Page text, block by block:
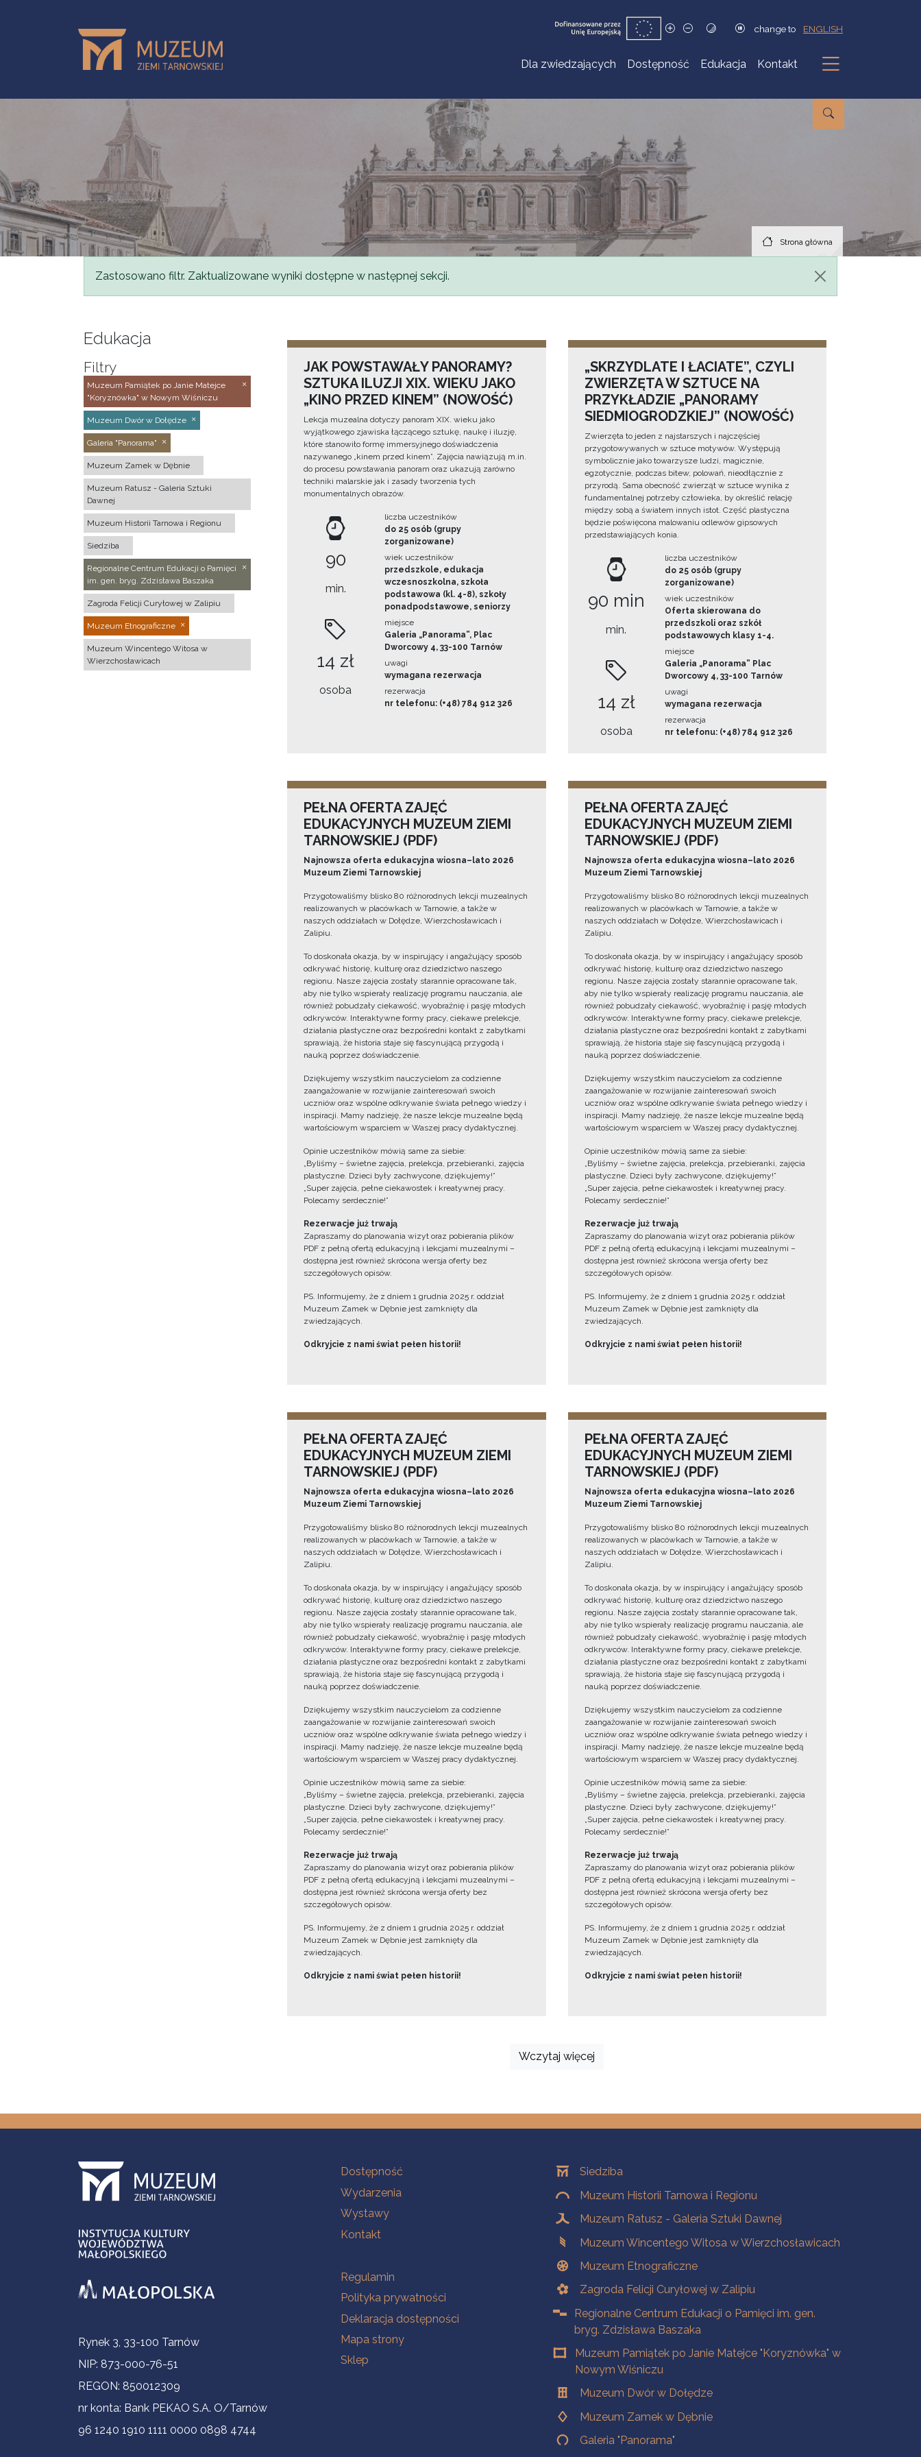
change to ENGLISH
Dla zwiedzających Dostępność Edukacja Kontakt
Podmenu
Strona główna
Komunikat
Zastosowano filtr. Zaktualizowane wyniki dostępne w następnej sekcji.
Edukacja
Filtry
Muzeum Pamiątek po Janie Matejce
"Koryznówka" w Nowym Wiśniczu
Muzeum Dwór w Dołędze
Galeria "Panorama"
Muzeum Zamek w Dębnie
Muzeum Ratusz - Galeria Sztuki
Dawnej
Muzeum Historii Tarnowa i Regionu
Siedziba
Regionalne Centrum Edukacji o Pamięci
im. gen. bryg. Zdzisława Baszaka
Zagroda Felicji Curyłowej w Zalipiu
Muzeum Etnograficzne
Muzeum Wincentego Witosa w
Wierzchosławicach
JAK POWSTAWAŁY PANORAMY?
SZTUKA ILUZJI XIX. WIEKU JAKO
„KINO PRZED KINEM” (NOWOŚĆ)
Lekcja muzealna dotyczy panoram XIX. wieku jako
wyjątkowego zjawiska łączącego sztukę, naukę i iluzję,
które stanowiło formę immersyjnego doświadczenia
nazywanego „kinem przed kinem”. Zajęcia nawiązują m.in.
do procesu powstawania panoram oraz ukazują zarówno
techniki malarskie jak i zasady tworzenia tych
monumentalnych obrazów.
90
min.
14 zł
osoba
liczba uczestników
do 25 osób (grupy
zorganizowane)
wiek uczestników
przedszkole, edukacja
wczesnoszkolna, szkoła
podstawowa (kl. 4-8), szkoły
ponadpodstawowe, seniorzy
miejsce
Galeria „Panorama”, Plac
Dworcowy 4, 33-100 Tarnów
uwagi
wymagana rezerwacja
rezerwacja
nr telefonu: (+48) 784 912 326
„SKRZYDLATE I ŁACIATE”, CZYLI
ZWIERZĘTA W SZTUCE NA
PRZYKŁADZIE „PANORAMY
SIEDMIOGRODZKIEJ” (NOWOŚĆ)
Zwierzęta to jeden z najstarszych i najczęściej
przygotowywanych w sztuce motywów. Występują
symbolicznie jako towarzysze ludzi, magicznie,
egzotycznie, podczas bitew, polowań, nieodłącznie z
przyrodą. Sama obecność zwierząt w sztuce wynika z
fundamentalnej potrzeby człowieka, by określić relację
między sobą a światem innych istot. Część plastyczna
będzie poświęcona malowaniu odlewów gipsowych
przedstawiających konia.
90 min
min.
14 zł
osoba
liczba uczestników
do 25 osób (grupy
zorganizowane)
wiek uczestników
Oferta skierowana do
przedszkoli oraz szkół
podstawowych klasy 1-4.
miejsce
Galeria „Panorama” Plac
Dworcowy 4, 33-100 Tarnów
uwagi
wymagana rezerwacja
rezerwacja
nr telefonu: (+48) 784 912 326
PEŁNA OFERTA ZAJĘĆ
EDUKACYJNYCH MUZEUM ZIEMI
TARNOWSKIEJ (PDF)
Najnowsza oferta edukacyjna wiosna–lato 2026
Muzeum Ziemi Tarnowskiej
Przygotowaliśmy blisko 80 różnorodnych lekcji muzealnych
realizowanych w placówkach w Tarnowie, a także w
naszych oddziałach w Dołędze, Wierzchosławicach i
Zalipiu.
To doskonała okazja, by w inspirujący i angażujący sposób
odkrywać historię, kulturę oraz dziedzictwo naszego
regionu. Nasze zajęcia zostały starannie opracowane tak,
aby nie tylko wspierały realizację programu nauczania, ale
również pobudzały ciekawość, wyobraźnię i pasję młodych
odkrywców. Interaktywne formy pracy, ciekawe prelekcje,
działania plastyczne oraz bezpośredni kontakt z zabytkami
sprawiają, że historia staje się fascynującą przygodą i
nauką poprzez doświadczenie.
Dziękujemy wszystkim nauczycielom za codzienne
zaangażowanie w rozwijanie zainteresowań swoich
uczniów oraz wspólne odkrywanie świata pełnego wiedzy i
inspiracji. Mamy nadzieję, że nasze lekcje muzealne będą
wartościowym wsparciem w Waszej pracy dydaktycznej.
Opinie uczestników mówią same za siebie:
„Byliśmy – świetne zajęcia, prelekcja, przebieranki, zajęcia
plastyczne. Dzieci były zachwycone, dziękujemy!”
„Super zajęcia, pełne ciekawostek i kreatywnej pracy.
Polecamy serdecznie!”
Rezerwacje już trwają
Zapraszamy do planowania wizyt oraz pobierania plików
PDF z pełną ofertą edukacyjną i lekcjami muzealnymi –
dostępna jest również skrócona wersja oferty bez
szczegółowych opisów.
PS. Informujemy, że z dniem 1 grudnia 2025 r. oddział
Muzeum Zamek w Dębnie jest zamknięty dla
zwiedzających.
Odkryjcie z nami świat pełen historii!
PEŁNA OFERTA ZAJĘĆ
EDUKACYJNYCH MUZEUM ZIEMI
TARNOWSKIEJ (PDF)
Najnowsza oferta edukacyjna wiosna–lato 2026
Muzeum Ziemi Tarnowskiej
Przygotowaliśmy blisko 80 różnorodnych lekcji muzealnych
realizowanych w placówkach w Tarnowie, a także w
naszych oddziałach w Dołędze, Wierzchosławicach i
Zalipiu.
To doskonała okazja, by w inspirujący i angażujący sposób
odkrywać historię, kulturę oraz dziedzictwo naszego
regionu. Nasze zajęcia zostały starannie opracowane tak,
aby nie tylko wspierały realizację programu nauczania, ale
również pobudzały ciekawość, wyobraźnię i pasję młodych
odkrywców. Interaktywne formy pracy, ciekawe prelekcje,
działania plastyczne oraz bezpośredni kontakt z zabytkami
sprawiają, że historia staje się fascynującą przygodą i
nauką poprzez doświadczenie.
Dziękujemy wszystkim nauczycielom za codzienne
zaangażowanie w rozwijanie zainteresowań swoich
uczniów oraz wspólne odkrywanie świata pełnego wiedzy i
inspiracji. Mamy nadzieję, że nasze lekcje muzealne będą
wartościowym wsparciem w Waszej pracy dydaktycznej.
Opinie uczestników mówią same za siebie:
„Byliśmy – świetne zajęcia, prelekcja, przebieranki, zajęcia
plastyczne. Dzieci były zachwycone, dziękujemy!”
„Super zajęcia, pełne ciekawostek i kreatywnej pracy.
Polecamy serdecznie!”
Rezerwacje już trwają
Zapraszamy do planowania wizyt oraz pobierania plików
PDF z pełną ofertą edukacyjną i lekcjami muzealnymi –
dostępna jest również skrócona wersja oferty bez
szczegółowych opisów.
PS. Informujemy, że z dniem 1 grudnia 2025 r. oddział
Muzeum Zamek w Dębnie jest zamknięty dla
zwiedzających.
Odkryjcie z nami świat pełen historii!
PEŁNA OFERTA ZAJĘĆ
EDUKACYJNYCH MUZEUM ZIEMI
TARNOWSKIEJ (PDF)
Najnowsza oferta edukacyjna wiosna–lato 2026
Muzeum Ziemi Tarnowskiej
Przygotowaliśmy blisko 80 różnorodnych lekcji muzealnych
realizowanych w placówkach w Tarnowie, a także w
naszych oddziałach w Dołędze, Wierzchosławicach i
Zalipiu.
To doskonała okazja, by w inspirujący i angażujący sposób
odkrywać historię, kulturę oraz dziedzictwo naszego
regionu. Nasze zajęcia zostały starannie opracowane tak,
aby nie tylko wspierały realizację programu nauczania, ale
również pobudzały ciekawość, wyobraźnię i pasję młodych
odkrywców. Interaktywne formy pracy, ciekawe prelekcje,
działania plastyczne oraz bezpośredni kontakt z zabytkami
sprawiają, że historia staje się fascynującą przygodą i
nauką poprzez doświadczenie.
Dziękujemy wszystkim nauczycielom za codzienne
zaangażowanie w rozwijanie zainteresowań swoich
uczniów oraz wspólne odkrywanie świata pełnego wiedzy i
inspiracji. Mamy nadzieję, że nasze lekcje muzealne będą
wartościowym wsparciem w Waszej pracy dydaktycznej.
Opinie uczestników mówią same za siebie:
„Byliśmy – świetne zajęcia, prelekcja, przebieranki, zajęcia
plastyczne. Dzieci były zachwycone, dziękujemy!”
„Super zajęcia, pełne ciekawostek i kreatywnej pracy.
Polecamy serdecznie!”
Rezerwacje już trwają
Zapraszamy do planowania wizyt oraz pobierania plików
PDF z pełną ofertą edukacyjną i lekcjami muzealnymi –
dostępna jest również skrócona wersja oferty bez
szczegółowych opisów.
PS. Informujemy, że z dniem 1 grudnia 2025 r. oddział
Muzeum Zamek w Dębnie jest zamknięty dla
zwiedzających.
Odkryjcie z nami świat pełen historii!
PEŁNA OFERTA ZAJĘĆ
EDUKACYJNYCH MUZEUM ZIEMI
TARNOWSKIEJ (PDF)
Najnowsza oferta edukacyjna wiosna–lato 2026
Muzeum Ziemi Tarnowskiej
Przygotowaliśmy blisko 80 różnorodnych lekcji muzealnych
realizowanych w placówkach w Tarnowie, a także w
naszych oddziałach w Dołędze, Wierzchosławicach i
Zalipiu.
To doskonała okazja, by w inspirujący i angażujący sposób
odkrywać historię, kulturę oraz dziedzictwo naszego
regionu. Nasze zajęcia zostały starannie opracowane tak,
aby nie tylko wspierały realizację programu nauczania, ale
również pobudzały ciekawość, wyobraźnię i pasję młodych
odkrywców. Interaktywne formy pracy, ciekawe prelekcje,
działania plastyczne oraz bezpośredni kontakt z zabytkami
sprawiają, że historia staje się fascynującą przygodą i
nauką poprzez doświadczenie.
Dziękujemy wszystkim nauczycielom za codzienne
zaangażowanie w rozwijanie zainteresowań swoich
uczniów oraz wspólne odkrywanie świata pełnego wiedzy i
inspiracji. Mamy nadzieję, że nasze lekcje muzealne będą
wartościowym wsparciem w Waszej pracy dydaktycznej.
Opinie uczestników mówią same za siebie:
„Byliśmy – świetne zajęcia, prelekcja, przebieranki, zajęcia
plastyczne. Dzieci były zachwycone, dziękujemy!”
„Super zajęcia, pełne ciekawostek i kreatywnej pracy.
Polecamy serdecznie!”
Rezerwacje już trwają
Zapraszamy do planowania wizyt oraz pobierania plików
PDF z pełną ofertą edukacyjną i lekcjami muzealnymi –
dostępna jest również skrócona wersja oferty bez
szczegółowych opisów.
PS. Informujemy, że z dniem 1 grudnia 2025 r. oddział
Muzeum Zamek w Dębnie jest zamknięty dla
zwiedzających.
Odkryjcie z nami świat pełen historii!
Wczytaj więcej
Informacje kontaktowe
Rynek 3, 33-100 Tarnów
NIP: 873-000-76-51
REGON: 850012309
nr konta: Bank PEKAO S.A. O/Tarnów
96 1240 1910 1111 0000 0898 4744
Na skróty
Dostępność
Wydarzenia
Wystawy
Kontakt
Na skróty
Regulamin
Polityka prywatności
Deklaracja dostępności
Mapa strony
Sklep
OddziałySiedziba
Muzeum Historii Tarnowa i Regionu
Muzeum Ratusz - Galeria Sztuki Dawnej
Muzeum Wincentego Witosa w Wierzchosławicach
Muzeum Etnograficzne
Zagroda Felicji Curyłowej w Zalipiu
Regionalne Centrum Edukacji o Pamięci im. gen.
bryg. Zdzisława Baszaka
Muzeum Pamiątek po Janie Matejce "Koryznówka" w
Nowym Wiśniczu
Muzeum Dwór w Dołędze
Muzeum Zamek w Dębnie
Galeria "Panorama"